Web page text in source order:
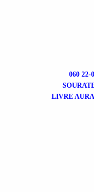
060 22-
LIVRE